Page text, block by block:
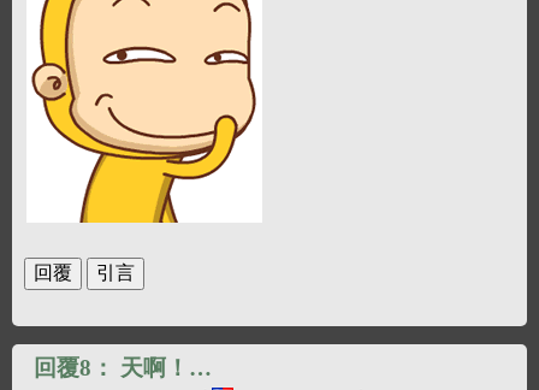
回覆8： 天啊！…